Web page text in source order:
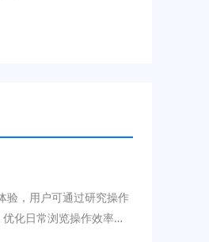
，用户可通过研究操作
化日常浏览操作效率和